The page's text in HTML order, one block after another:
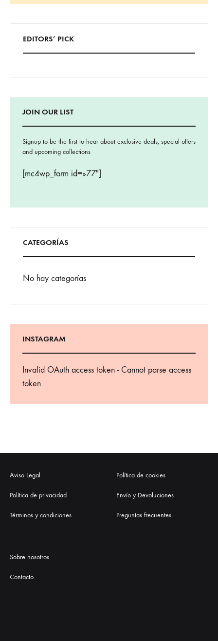
Buscar
EDITORS’ PICK
JOIN OUR LIST
Signup to be the first to hear about exclusive deals, special offers
and upcoming collections
[mc4wp_form id=»77″]
CATEGORÍAS
No hay categorías
INSTAGRAM
Invalid OAuth access token - Cannot parse access
token
Aviso Legal
Política de privacidad
Términos y condiciones
Política de cookies
Envío y Devoluciones
Preguntas frecuentes
Sobre nosotros
Contacto